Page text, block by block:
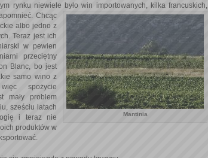
rynku niewiele było win importowanych, kilka francuskich,
Mantinia
Chcąc
albo jedno z
Teraz jest ich
w pewien
przeciętny
Blanc, bo jest
samo wino z
spożycie
mały problem
sześciu latach
i teraz nie
produktów w